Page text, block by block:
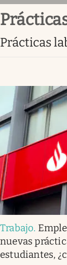
Mercados
Apertura
Infotechnology
Clase
Clima
Mundial 2026
Eventos
El Cronista Studio
Mediakit
abre en nueva
Argentina
prácticas
Trabajo.
nuevas
estudiantes,